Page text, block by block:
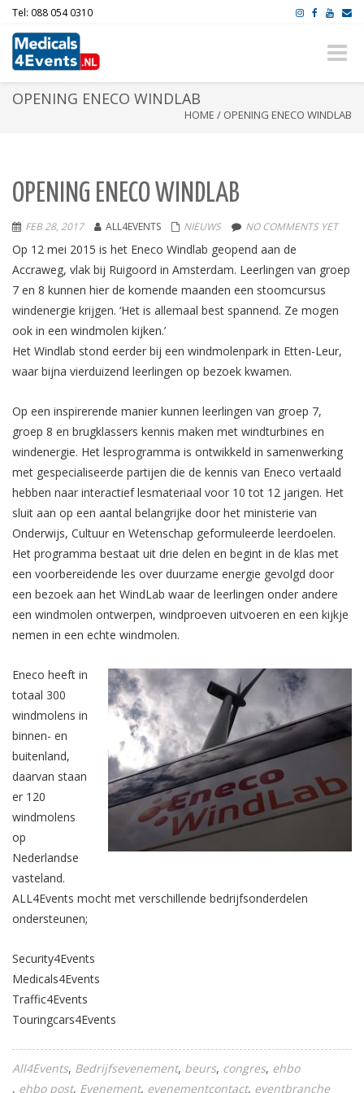
Tel: 088 054 0310
Toggle
OPENING ENECO WINDLAB
HOME / OPENING ENECO WINDLAB
OPENING ENECO WINDLAB
FEB 28, 2017 ALL4EVENTS NIEUWS NO COMMENTS YET
Op 12 mei 2015 is het Eneco Windlab geopend aan de
Accraweg, vlak bij Ruigoord in Amsterdam. Leerlingen van groep
7 en 8 kunnen hier de komende maanden een stoomcursus
windenergie krijgen. ‘Het is allemaal best spannend. Ze mogen
ook in een windmolen kijken.’
Het Windlab stond eerder bij een windmolenpark in Etten-Leur,
waar bijna vierduizend leerlingen op bezoek kwamen.
Op een inspirerende manier kunnen leerlingen van groep 7,
groep 8 en brugklassers kennis maken met windturbines en
windenergie. Het lesprogramma is ontwikkeld in samenwerking
met gespecialiseerde partijen die de kennis van Eneco vertaald
hebben naar interactief lesmateriaal voor 10 tot 12 jarigen. Het
sluit aan op een aantal belangrijke door het ministerie van
Onderwijs, Cultuur en Wetenschap geformuleerde leerdoelen.
Het programma bestaat uit drie delen en begint in de klas met
een voorbereidende les over duurzame energie gevolgd door
een bezoek aan het WindLab waar de leerlingen onder andere
een windmolen ontwerpen, windproeven uitvoeren en een kijkje
nemen in een echte windmolen.
Eneco heeft in
totaal 300
windmolens in
binnen- en
buitenland,
daarvan staan
er 120
windmolens
op
Nederlandse
vasteland.
ALL4Events mocht met verschillende bedrijfsonderdelen
ondersteunen;
Security4Events
Medicals4Events
Traffic4Events
Touringcars4Events
All4Events Bedrijfsevenement beurs congres ehbo
ehbo post Evenement evenementcontact eventbranche